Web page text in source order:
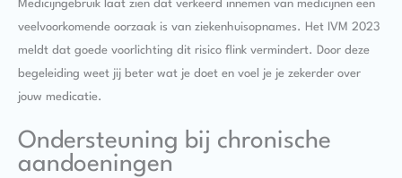
Medicijngebruik laat zien dat verkeerd innemen van medicijnen een
veelvoorkomende oorzaak is van ziekenhuisopnames. Het IVM 2023
meldt dat goede voorlichting dit risico flink vermindert. Door deze
begeleiding weet jij beter wat je doet en voel je je zekerder over
jouw medicatie.
Ondersteuning bij chronische
aandoeningen